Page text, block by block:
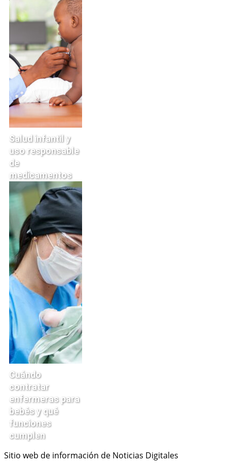
Salud infantil y
uso responsable
de
medicamentos
Cuándo
contratar
enfermeras para
bebés y qué
funciones
cumplen
Sitio web de información de Noticias Digitales